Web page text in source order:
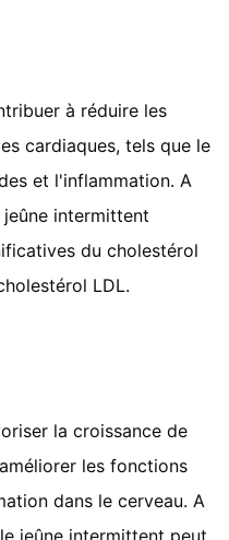
à réduire les
cardiaques, tels que le
et l'inflammation. A
intermittent
du cholestérol
LDL.
la croissance de
les fonctions
dans le cerveau. A